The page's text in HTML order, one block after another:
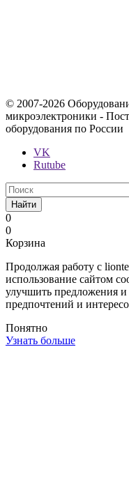
© 2007-2026
микроэлектроники -
оборудования по России
VK
Rutube
Найти
0
0
Корзина
Продолжая работу с
использование сайтом
улучшить предложения
предпочтений и
Понятно
Узнать больше